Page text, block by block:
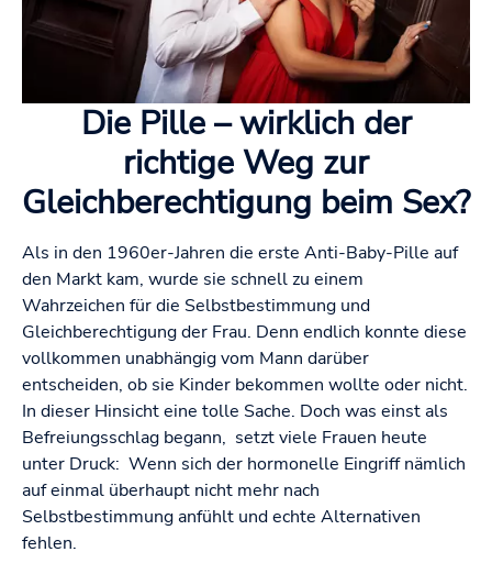
Die Pille – wirklich der
richtige Weg zur
Gleichberechtigung beim Sex?
Als in den 1960er-Jahren die erste Anti-Baby-Pille auf
den Markt kam, wurde sie schnell zu einem
Wahrzeichen für die Selbstbestimmung und
Gleichberechtigung der Frau. Denn endlich konnte diese
vollkommen unabhängig vom Mann darüber
entscheiden, ob sie Kinder bekommen wollte oder nicht.
In dieser Hinsicht eine tolle Sache. Doch was einst als
Befreiungsschlag begann, setzt viele Frauen heute
unter Druck: Wenn sich der hormonelle Eingriff nämlich
auf einmal überhaupt nicht mehr nach
Selbstbestimmung anfühlt und echte Alternativen
fehlen.